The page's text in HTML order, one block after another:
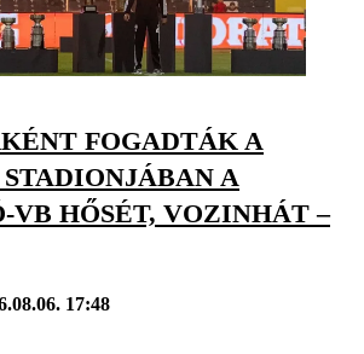
FOGADTÁK A
A
VB HŐSÉT, VOZINHÁT –
17:48